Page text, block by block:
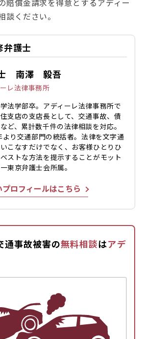
談ください。
弁護士
南澤 毅吾
レ法律事務所
法学部卒。アディーレ法律事務所で
支店の支店長として、交通事故、債
ど、累計数千件の法律相談を対応。
より交通部門の統括者。法律を文字通
こなすだけでなく、お客様ひとりひ
ストな方法を提示することがモット
東京弁護士会所属。
ロフィールはこちら
通事故被害の無料相談はアデ